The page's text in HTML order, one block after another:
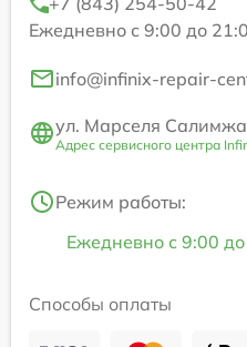
Ежедневно с 9:00 до
info@infinix-repair-
ул. Марселя
Адрес сервисного центра
Режим работы:
Ежедневно с 9:00
Способы оплаты